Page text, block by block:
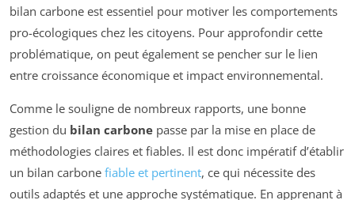
bilan carbone est essentiel pour motiver les comportements
pro-écologiques chez les citoyens. Pour approfondir cette
problématique, on peut également se pencher sur le lien
entre croissance économique et impact environnemental.
Comme le souligne de nombreux rapports, une bonne
gestion du bilan carbone passe par la mise en place de
méthodologies claires et fiables. Il est donc impératif d’établir
un bilan carbone fiable et pertinent, ce qui nécessite des
outils adaptés et une approche systématique. En apprenant à